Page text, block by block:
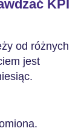
KPI
od różnych
jest